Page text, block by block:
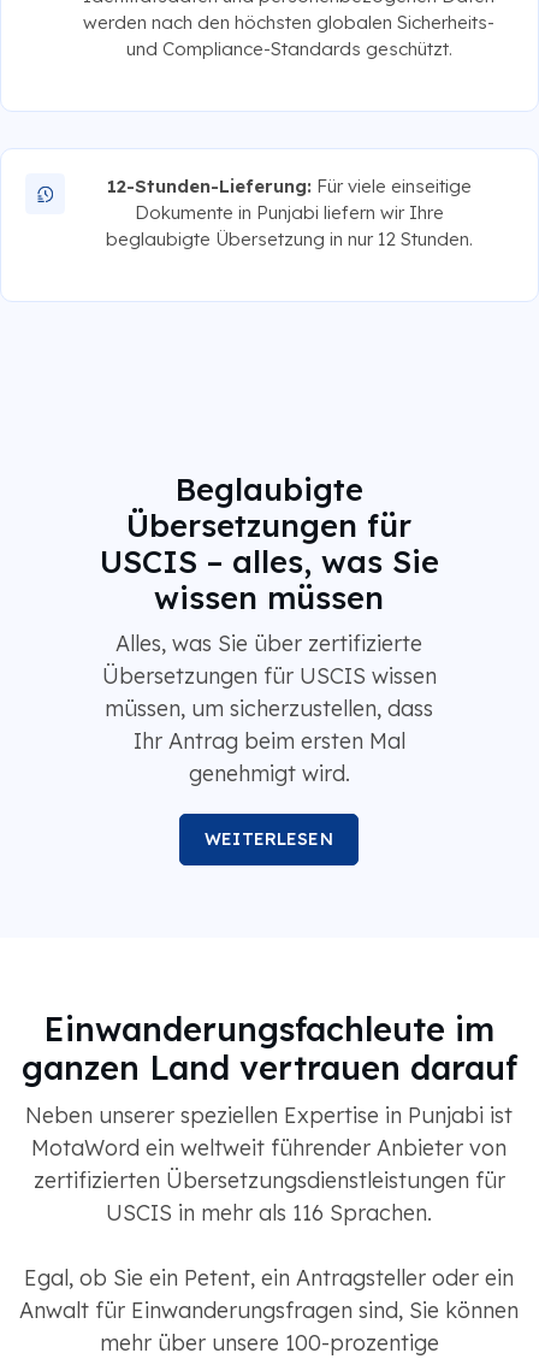
werden nach den höchsten globalen Sicherheits-
und Compliance-Standards geschützt.
12-Stunden-Lieferung: Für viele einseitige
Dokumente in Punjabi liefern wir Ihre
beglaubigte Übersetzung in nur 12 Stunden.
Beglaubigte
Übersetzungen für
USCIS – alles, was Sie
wissen müssen
Alles, was Sie über zertifizierte
Übersetzungen für USCIS wissen
müssen, um sicherzustellen, dass
Ihr Antrag beim ersten Mal
genehmigt wird.
WEITERLESEN
Einwanderungsfachleute im
ganzen Land vertrauen darauf
Neben unserer speziellen Expertise in Punjabi ist
MotaWord ein weltweit führender Anbieter von
zertifizierten Übersetzungsdienstleistungen für
USCIS in mehr als 116 Sprachen.
Egal, ob Sie ein Petent, ein Antragsteller oder ein
Anwalt für Einwanderungsfragen sind, Sie können
mehr über unsere 100-prozentige